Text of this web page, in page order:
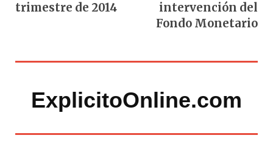
trimestre de 2014
intervención del
Fondo Monetario
ExplicitoOnline.com